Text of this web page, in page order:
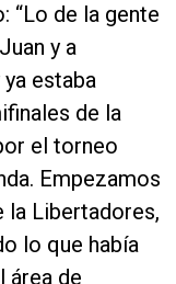
“Lo de la gente
y a
estaba
de la
el torneo
Empezamos
la Libertadores,
lo que había
área de